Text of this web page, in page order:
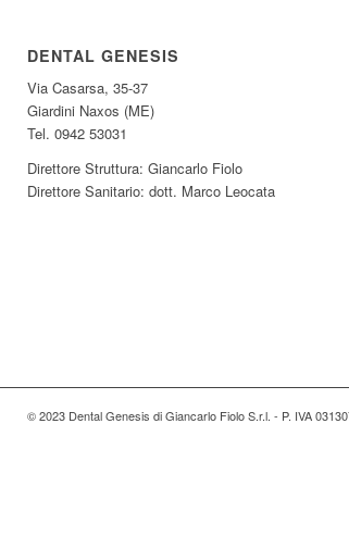
DENTAL GENESIS
Via Casarsa, 35-37
Giardini Naxos (ME)
Tel. 0942 53031
Direttore Struttura: Giancarlo Fiolo
Direttore Sanitario: dott. Marco Leocata
© 2023 Dental Genesis di Giancarlo Fiolo S.r.l. - P. IVA